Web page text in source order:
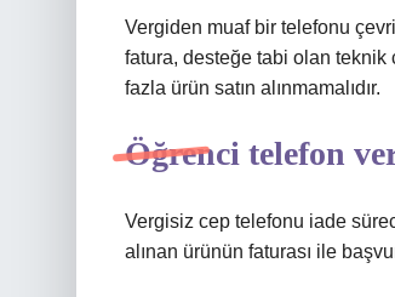
Vergiden muaf bir telefonu
fatura, desteğe tabi olan teknik
fazla ürün satın alınmamalıdır.
Öğrenci telefon
Vergisiz cep telefonu iade
alınan ürünün faturası ile